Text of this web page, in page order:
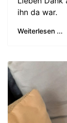
ihn da war.
Weiterlesen ...